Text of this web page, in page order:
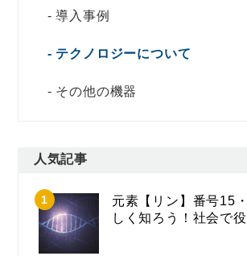
導入事例
テクノロジーについて
その他の機器
人気記事
元素【リン】番号15
しく知ろう！社会で